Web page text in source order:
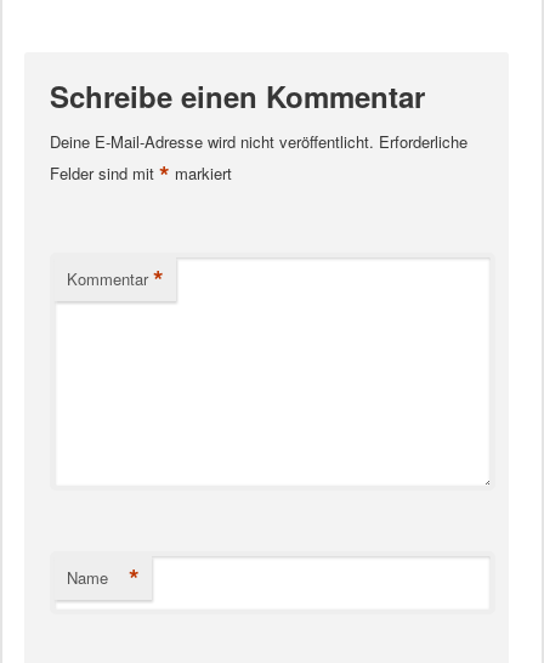
Schreibe einen Kommentar
Deine E-Mail-Adresse wird nicht veröffentlicht. Erforderliche
Felder sind mit * markiert
Kommentar *
Name *